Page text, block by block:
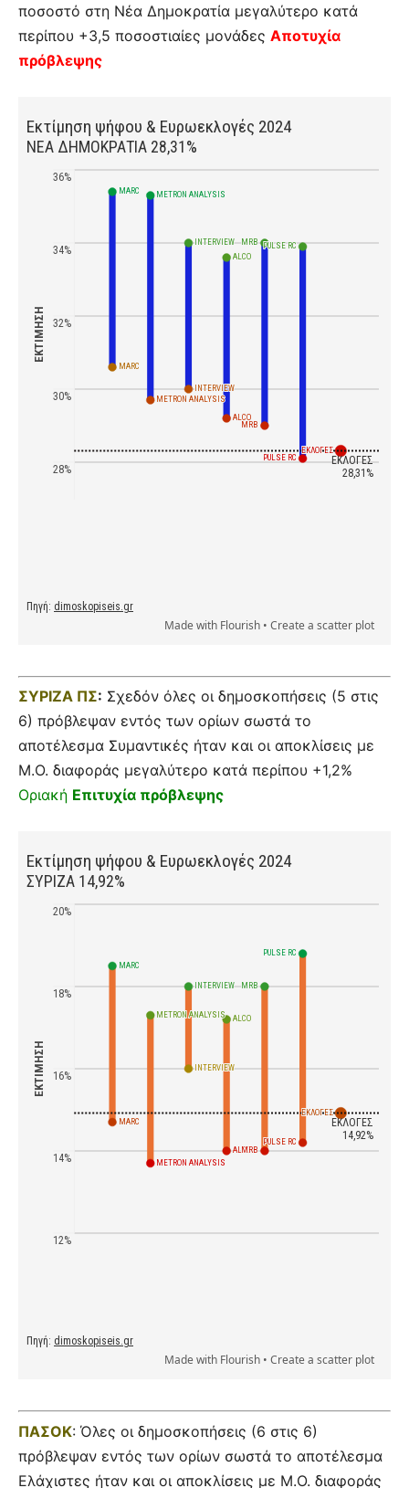
ποσοστό στη Νέα Δημοκρατία μεγαλύτερο κατά
περίπου +3,5 ποσοστιαίες μονάδες Αποτυχία
πρόβλεψης
ΣΥΡΙΖΑ ΠΣ: Σχεδόν όλες οι δημοσκοπήσεις (5 στις
6) πρόβλεψαν εντός των ορίων σωστά το
αποτέλεσμα Συμαντικές ήταν και οι αποκλίσεις με
Μ.Ο. διαφοράς μεγαλύτερο κατά περίπου +1,2%
Οριακή Επιτυχία πρόβλεψης
ΠΑΣΟΚ: Όλες οι δημοσκοπήσεις (6 στις 6)
πρόβλεψαν εντός των ορίων σωστά το αποτέλεσμα
Ελάχιστες ήταν και οι αποκλίσεις με Μ.Ο. διαφοράς